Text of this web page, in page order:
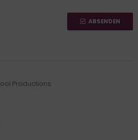
ABSENDEN
Productions